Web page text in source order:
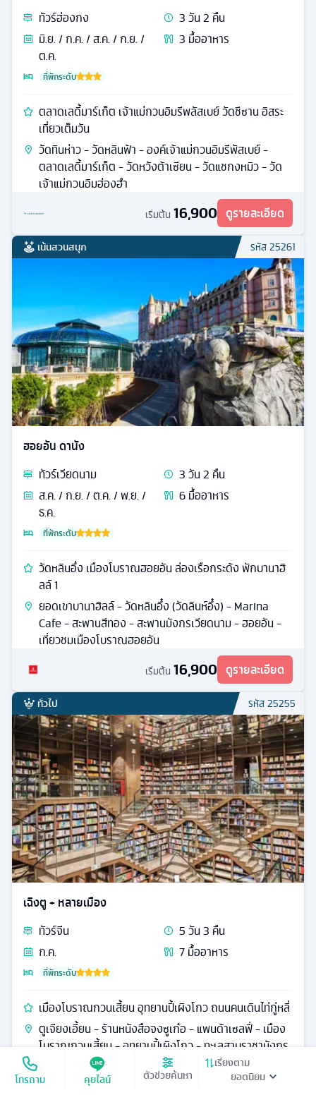
โทรถาม คุยไลน์ ตัวช่วยค้นหา
เรียงตาม
ทัวร์ฮ่องกง 3วัน2 คืน
มิ.ย. / ก.ค. / ส.ค. / ก.ย. /
ต.ค.
3 มื้ออาหาร
ที่พักระดับ
ตลาดเลดี้มาร์เก็ต เจ้าแม่กวนอิมรีพลัสเบย์ วัดชีซาน อิสระ
เที่ยวเต็มวัน
วัดทินห่าว - วัดหลินฟ้า - องค์เจ้าแม่กวนอิมรีพัสเบย์ -
ตลาดเลดี้มาร์เก็ต - วัดหวังต้าเซียน - วัดแชกงหมิว - วัด
เจ้าแม่กวนอิมฮ่องฮำ
เริ่มต้น 16,900 ดูรายละเอียด
เน้นสวนสนุก รหัส25261
ฮอยอัน ดานัง
ทัวร์เวียดนาม 3วัน2 คืน
ส.ค. / ก.ย. / ต.ค. / พ.ย. /
ธ.ค.
6มื้ออาหาร
ที่พักระดับ
วัดหลินอึ่ง เมืองโบราณฮอยอัน ล่องเรือกระด้ง พักบานาฮิ
ลล์ 1
ยอดเขาบานาฮิลล์ - วัดหลินอึ๋ง (วัดลินห์อึ๋ง) - Marina
Cafe - สะพานสีทอง - สะพานมังกรเวียดนาม - ฮอยอัน -
เที่ยวชมเมืองโบราณฮอยอัน
เริ่มต้น 16,900 ดูรายละเอียด
ทั่วไป รหัส25255
เฉิงตู + หลายเมือง
ทัวร์จีน 5วัน3 คืน
ก.ค.
7มื้ออาหาร
ที่พักระดับ
เมืองโบราณกวนเสี้ยน อุทยานปี้เผิงโกว ถนนคนเดินไท่กู่หลี่
ตูเจียงเอี้ยน - ร้านหนังสือจงซูเก๋อ - แพนด้าเซลฟี่ - เมือง
โบราณกวนเสี้ยน - อุทยานปี้เผิงโกว - ทะเลสาบราชามังกร
- น้ำตกไป่หลง